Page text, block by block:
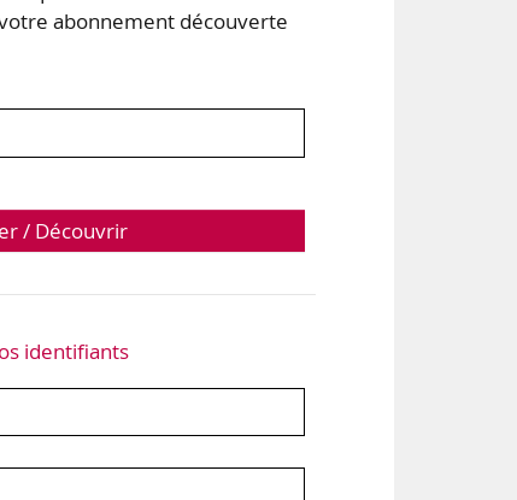
abonnement découverte
/ Découvrir
identifiants